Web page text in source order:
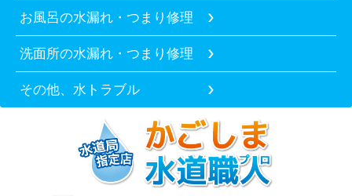
お風呂の水漏れ・つまり修理
洗面所の水漏れ・つまり修理
その他、水トラブル